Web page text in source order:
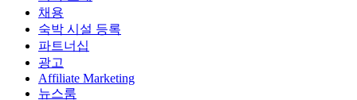
채용
숙박 시설 등록
파트너십
광고
Affiliate Marketing
뉴스룸